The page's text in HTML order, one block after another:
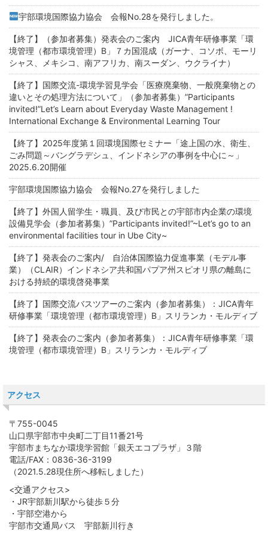
宇部環境国際協力協会 会報No.28を発行しました。
【終了】（参加者募集）発表会のご案内 JICA青年研修事業「環
境管理（都市環境管理）B」７カ国混成（ガーナ、コソボ、モーリ
シャス、メキシコ、南アフリカ、南スーダン、ウクライナ）
【終了】国際交流-環境学習見学会「医療廃棄物、一般廃棄物との
違いとその処理方法について」（参加者募集）”Participants
invited!”Let’s Learn about Everyday Waste Management !
International Exchange & Environmental Learning Tour
【終了】2025年度第１回環境国際セミナー「途上国の水、衛生、
ごみ問題～バングラデシュ、インドネシアの事例を中心に～」
2025.6.20開催
宇部環境国際協力協会 会報No.27を発行しました
【終了】外国人留学生・職員、及び市民との宇部市内企業の環境
設備見学会（参加者募集）”Participants invited!”~Let’s go to an
environmental facilities tour in Ube City~
【終了】発表会のご案内/ 自治体国際協力促進事業（モデル事
業）（CLAIR）インドネシア共和国パプア州スピオリ県の離島に
おける持続的環境啓発事業
【終了】国際交流バスツアーのご案内（参加者募集）：JICA青年
研修事業「環境管理（都市環境管理）B」スリランカ・モルディブ
【終了】発表会のご案内（参加者募集）：JICA青年研修事業「環
境管理（都市環境管理）B」スリランカ・モルディブ
アクセス
〒755-0045
山口県宇部市中央町二丁目11番21号
宇部市まちなか環境学習館「銀天エコプラザ」３階
電話/FAX：0836-36-3199
（2021.5.28現住所へ移転しました）
<交通アクセス>
・JR宇部新川駅から徒歩５分
・宇部空港から
宇部市交通局バス 宇部新川行き